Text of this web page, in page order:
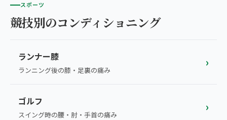
スポーツ
競技別のコンディショニング
ランナー膝
ランニング後の膝・足裏の痛み
›
ゴルフ
スイング時の腰・肘・手首の痛み
›